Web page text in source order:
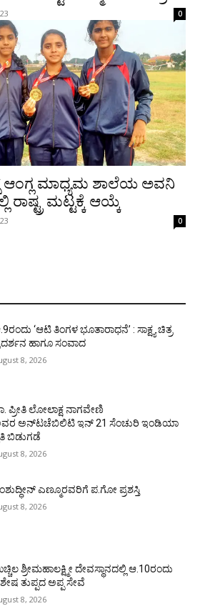
0
ಆಂಗ್ಲ ಮಾಧ್ಯಮ ಶಾಲೆಯ ಅವನಿ
ರಾಷ್ಟ್ರ ಮಟ್ಟಕ್ಕೆ ಆಯ್ಕೆ
0
‘ಆಟಿ ತಿಂಗಳ ಭೂತಾರಾಧನೆ’ : ಸಾಕ್ಷ್ಯ ಚಿತ್ರ
ಹಾಗೂ ಸಂವಾದ
8, 2026
ಪ್ರೀತಿ ಲೋಲಾಕ್ಷ ನಾಗವೇಣಿ
ಅನ್‌ಟಚೆಬಿಲಿಟಿ ಇನ್ 21 ಸೆಂಚುರಿ ಇಂಡಿಯಾ
ಬಿಡುಗಡೆ
8, 2026
ಎಣ್ಮೂರವರಿಗೆ ಪ.ಗೋ ಪ್ರಶಸ್ತಿ
8, 2026
ಶ್ರೀಮಹಾಲಕ್ಷ್ಮೀ ದೇವಸ್ಥಾನದಲ್ಲಿ ಆ.10ರಂದು
ತುಪ್ಪದ ಅಪ್ಪ ಸೇವೆ
8, 2026